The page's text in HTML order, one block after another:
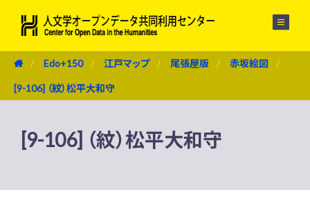
Edo+150 江戸マップ 尾張屋版 赤坂絵図
[9-106] （紋）松平大和守
[9-106] （紋）松平大和守